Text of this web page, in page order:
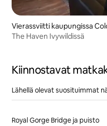
Vierassviitti kaupungissa
The Haven Ivywildissä
Kiinnostavat
Lähellä olevat suosituimmat
Royal Gorge Bridge ja puisto